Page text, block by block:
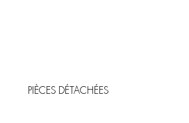
PIÈCES DÉTACHÉES